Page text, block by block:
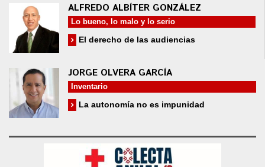
ALFREDO ALBÍTER GONZÁLEZ
Lo bueno, lo malo y lo serio
El derecho de las audiencias
JORGE OLVERA GARCÍA
Inventario
La autonomía no es impunidad